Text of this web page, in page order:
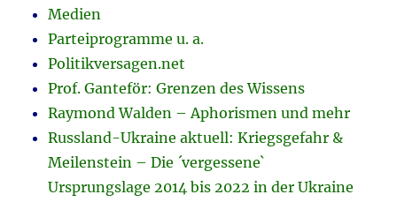
Medien
Parteiprogramme u. a.
Politikversagen.net
Prof. Ganteför: Grenzen des Wissens
Raymond Walden – Aphorismen und mehr
Russland-Ukraine aktuell: Kriegsgefahr &
Meilenstein – Die ´vergessene`
Ursprungslage 2014 bis 2022 in der Ukraine